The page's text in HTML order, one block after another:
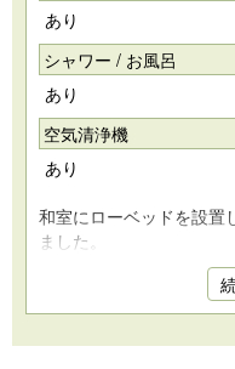
あり
シャワー / お風呂
あり
空気清浄機
あり
和室にローベッドを設置
ました。
畳の温もりをそのまま
計で、小さなお子様連
和のやすらぎと洋の快適